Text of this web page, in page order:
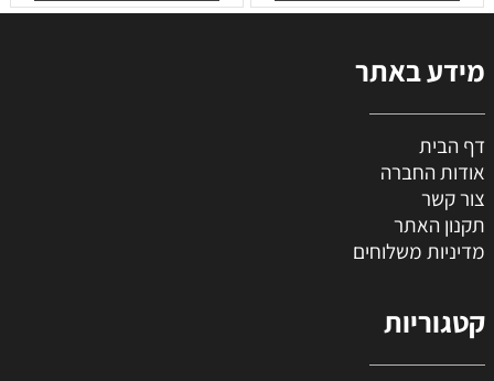
מידע באתר
דף הבית
אודות החברה
צור קשר
תקנון האתר
מדיניות משלוחים
קטגוריות